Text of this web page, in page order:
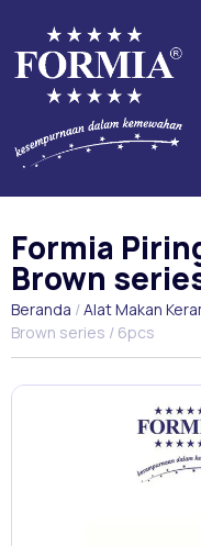
Formia
Brown
Beranda /Alat Makan
Brown series / 6pcs